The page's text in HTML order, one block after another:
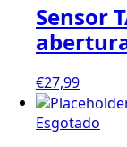
Sensor
€27,99
Esgotado